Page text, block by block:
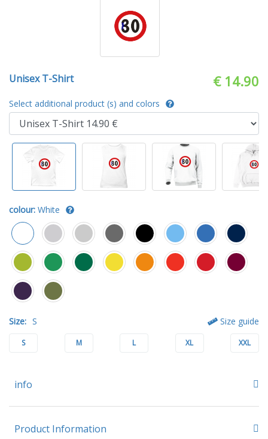
Unisex T-Shirt € 14.90
Select additional product (s) and colors
colour: White
Size: S Size guide
S M L XL XXL
info
Product Information